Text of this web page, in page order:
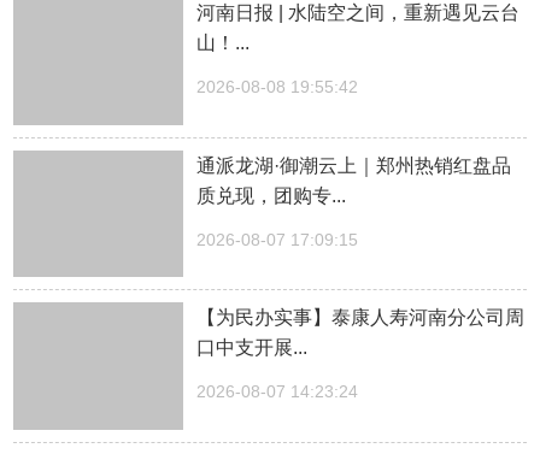
河南日报 | 水陆空之间，重新遇见云台
山！...
2026-08-08 19:55:42
通派龙湖·御潮云上｜郑州热销红盘品
质兑现，团购专...
2026-08-07 17:09:15
【为民办实事】泰康人寿河南分公司周
口中支开展...
2026-08-07 14:23:24